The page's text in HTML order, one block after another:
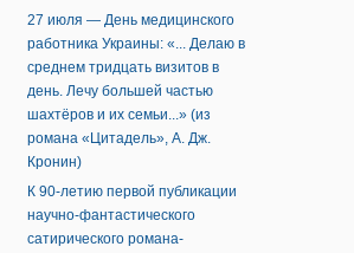
27 июля — День медицинского
работника Украины: «... Делаю в
среднем тридцать визитов в
день. Лечу большей частью
шахтёров и их семьи...» (из
романа «Цитадель», А. Дж.
Кронин)
К 90-летию первой публикации
научно-фантастического
сатирического романа-